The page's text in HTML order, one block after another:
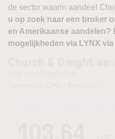
de sector waarin aandeel
u op zoek naar een broker
en Amerikaanse aandelen?
mogelijkheden via LYNX via